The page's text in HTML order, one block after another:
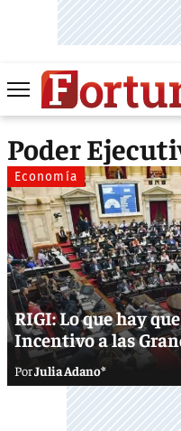
Poder
Economía
RIGI: Lo que hay
Incentivo a las
Julia Adano*